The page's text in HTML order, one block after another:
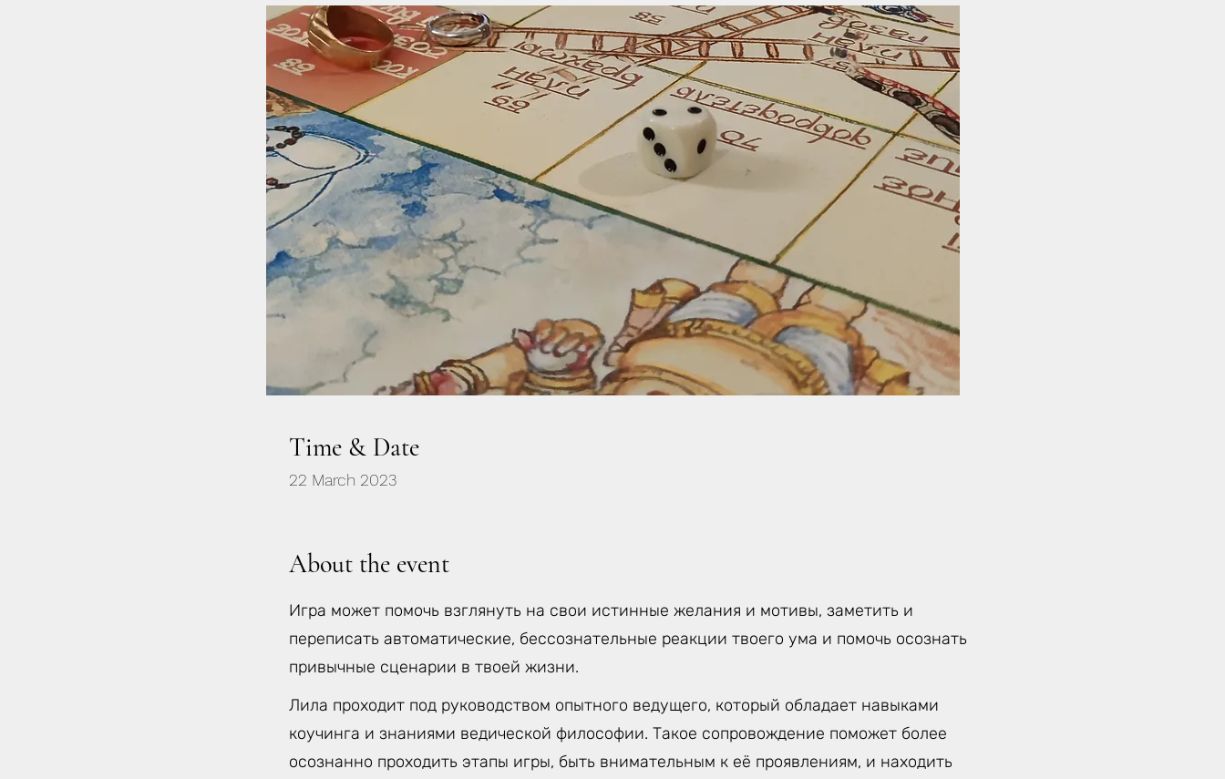
Time & Date
22 March 2023
About the event
Игра может помочь взглянуть на свои истинные желания и мотивы, заметить и
переписать автоматические, бессознательные реакции твоего ума и помочь осознать
привычные сценарии в твоей жизни.
Лила проходит под руководством опытного ведущего, который обладает навыками
коучинга и знаниями ведической философии. Такое сопровождение поможет более
осознанно проходить этапы игры, быть внимательным к её проявлениям, и находить